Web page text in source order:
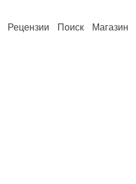
Рецензии Поиск Магазин